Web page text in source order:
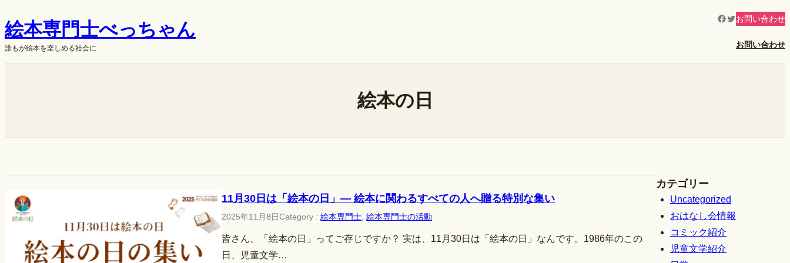
容
を
ス
絵本専門士べっちゃん
誰もが絵本を楽しめる社会に
Facebook
Twitter
お問い合わせ
お問い合わせ
絵本の日
11月30日は「絵本の日」— 絵本に関わるすべての人へ贈る特別な集い
2025年11月8日Category :絵本専門士 , 絵本専門士の活動
皆さん、「絵本の日」ってご存じですか？ 実は、11月30日は「絵本の日」なんです。1986年のこの
日、児童文学…
カテゴリー
Uncategorized
おはなし会情報
コミック紹介
児童文学紹介